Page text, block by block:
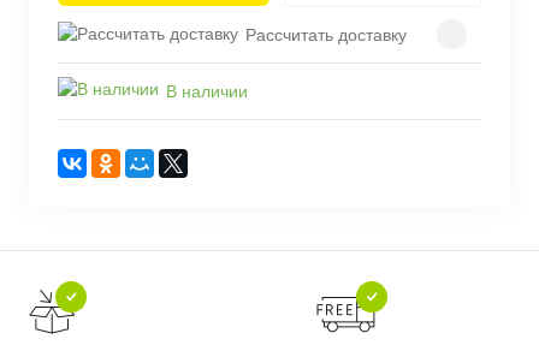
Рассчитать доставку
В наличии